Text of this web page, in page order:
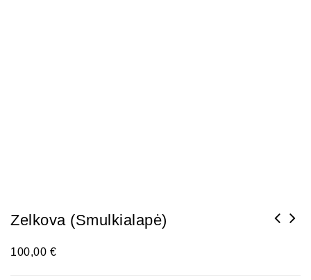
Zelkova (smulkialapė)
100,00€